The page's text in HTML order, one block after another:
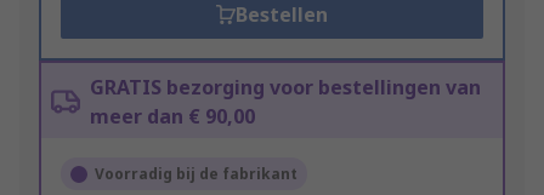
Bestellen
GRATIS bezorging voor bestellingen van
meer dan € 90,00
Voorradig bij de fabrikant